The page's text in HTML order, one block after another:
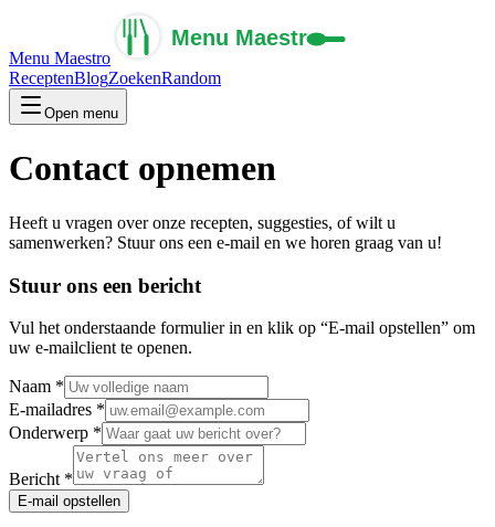
Menu Maestro
ReceptenBlogZoekenRandom
Open menu
Contact opnemen
Heeft u vragen over onze recepten, suggesties, of wilt u
samenwerken? Stuur ons een e-mail en we horen graag van u!
Stuur ons een bericht
Vul het onderstaande formulier in en klik op “E-mail opstellen” om
uw e-mailclient te openen.
Naam *
E-mailadres *
Onderwerp *
Bericht *
E-mail opstellen